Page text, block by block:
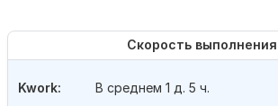
Скорость выполнения
Kwork: В среднем 1 д. 5 ч.